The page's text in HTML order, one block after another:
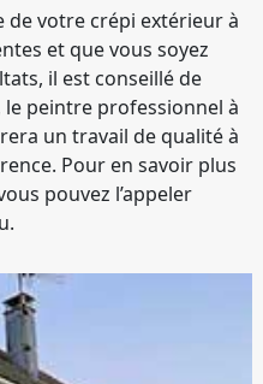
de votre crépi extérieur à
et que vous soyez
il est conseillé de
le peintre professionnel à
un travail de qualité à
Pour en savoir plus
pouvez l’appeler